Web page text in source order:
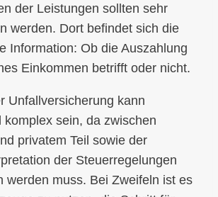
der Leistungen sollten sehr
werden. Dort befindet sich die
Information: Ob die Auszahlung
Einkommen betrifft oder nicht.
Unfallversicherung kann
komplex sein, da zwischen
privatem Teil sowie der
der Steuerregelungen
werden muss. Bei Zweifeln ist es